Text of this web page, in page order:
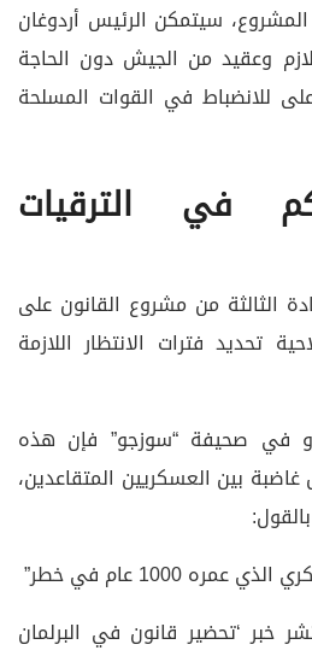
سيتمكن الرئيس أردوغان
وعقيد من الجيش دون الحاجة
للانضباط في القوات المسلحة
في الترقيات
الثالثة من مشروع القانون على
تحديد فترات الانتظار اللازمة
في صحيفة “سوزجو” فإن هذه
غاضبة بين العسكريين المتقاعدين،
1000 عام في خطر”
خبر ‘تحضير قانون في البرلمان